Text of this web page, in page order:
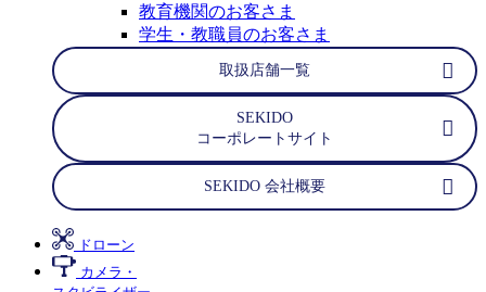
教育機関のお客さま
学生・教職員のお客さま
取扱店舗一覧
SEKIDO
コーポレートサイト
SEKIDO 会社概要
ドローン
カメラ・